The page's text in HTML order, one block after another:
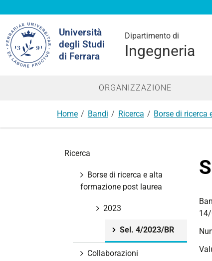
Università
degli Studi
di Ferrara
Dipartimento di
Ingegneria
nel
sito
ORGANIZZAZIONE
Home Bandi Ricerca Borse di ricerca
Ricerca
Borse di ricerca e alta
formazione post laurea
2023
Sel. 4/2023/BR
Collaborazioni